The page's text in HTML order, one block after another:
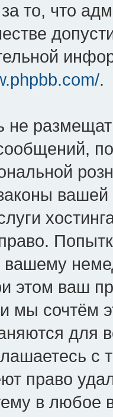
за то, что
.
не
вашему
этом ваш
мы сочтём
для
право
в любое